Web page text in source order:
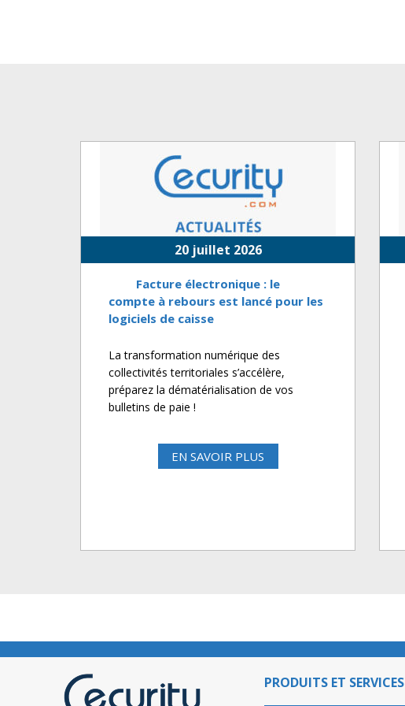
20 juillet 2026
Facture électronique : le
compte à rebours est lancé pour les
logiciels de caisse
La transformation numérique des
collectivités territoriales s’accélère,
préparez la dématérialisation de vos
bulletins de paie !
EN SAVOIR PLUS
PRODUITS ET SERVICES